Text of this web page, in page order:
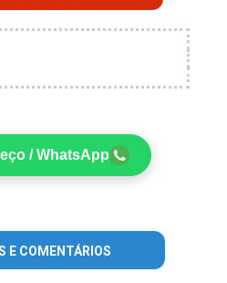
/ WhatsApp
E COMENTÁRIOS